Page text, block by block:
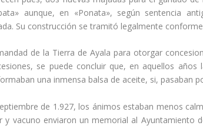
aunque, en «Ponata», según sentencia
Su construcción se tramitó legalmente
de la Tierra de Ayala para otorgar
se puede concluir que, en aquellos
una inmensa balsa de aceite, si, pasaban
de 1.927, los ánimos estaban menos
y vacuno enviaron un memorial al Ayuntamiento